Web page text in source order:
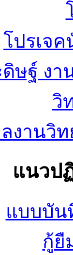
โปรเจ
ษฐ์ งา
วิ
งานวิ
แนวป
แบบบัน
กู้ยื